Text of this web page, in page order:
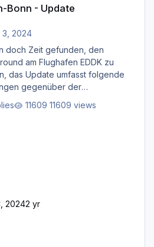
Bonn - Update
3, 2024
doch Zeit gefunden, den
am Flughafen EDDK zu
das Update umfasst folgende
gegenüber der
(der Flughafen sollte
11609 views
20242 yr